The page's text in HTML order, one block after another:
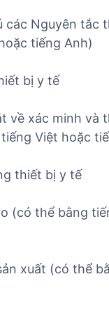
các Nguyên tắc
tiếng Anh)
bị y tế
về xác minh và
Việt hoặc
thiết bị y tế
(có thể bằng
xuất (có thể